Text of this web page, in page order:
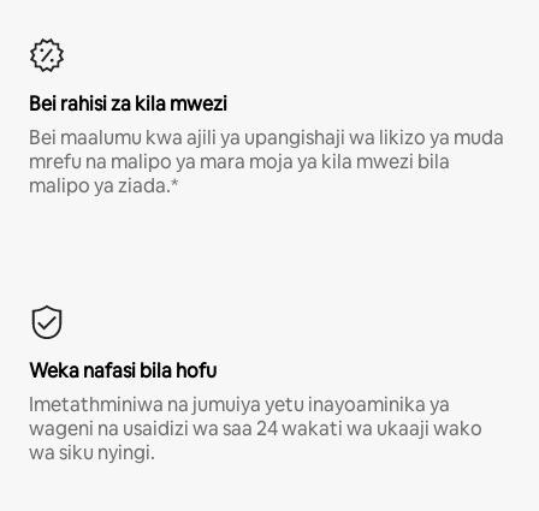
Bei rahisi za kila mwezi
Bei maalumu kwa ajili ya upangishaji wa likizo ya muda
mrefu na malipo ya mara moja ya kila mwezi bila
malipo ya ziada.*
Weka nafasi bila hofu
Imetathminiwa na jumuiya yetu inayoaminika ya
wageni na usaidizi wa saa 24 wakati wa ukaaji wako
wa siku nyingi.